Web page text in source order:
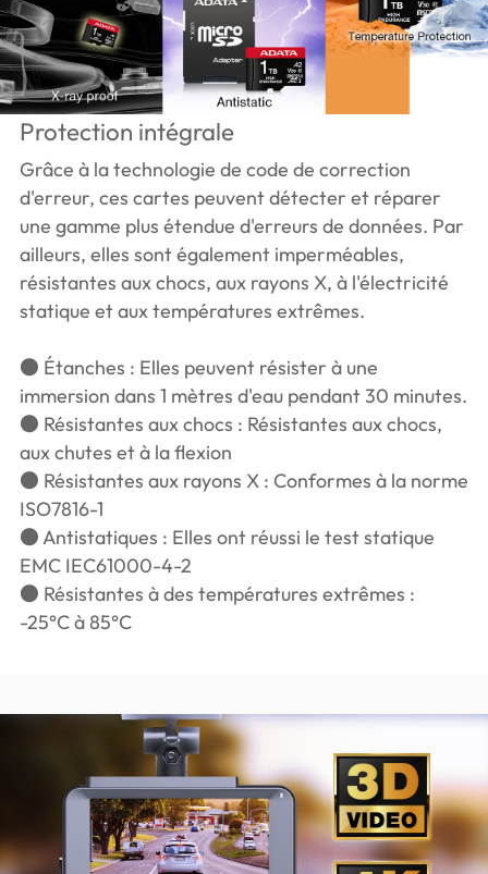
Protection intégrale
Grâce à la technologie de code de correction
d'erreur, ces cartes peuvent détecter et réparer
une gamme plus étendue d'erreurs de données. Par
ailleurs, elles sont également imperméables,
résistantes aux chocs, aux rayons X, à l'électricité
statique et aux températures extrêmes.
● Étanches : Elles peuvent résister à une
immersion dans 1 mètres d'eau pendant 30 minutes.
● Résistantes aux chocs : Résistantes aux chocs,
aux chutes et à la flexion
● Résistantes aux rayons X : Conformes à la norme
ISO7816-1
● Antistatiques : Elles ont réussi le test statique
EMC IEC61000-4-2
● Résistantes à des températures extrêmes :
-25°C à 85°C